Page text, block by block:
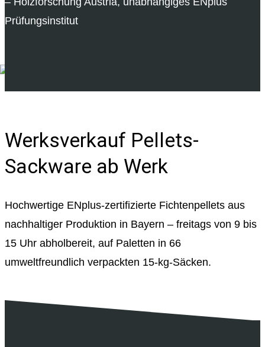
Prüfungsinstitut
Werksverkauf Pellets-
Sackware ab Werk
Hochwertige ENplus-zertifizierte Fichtenpellets aus
nachhaltiger Produktion in Bayern – freitags von 9 bis
15 Uhr abholbereit, auf Paletten in 66
umweltfreundlich verpackten 15-kg-Säcken.